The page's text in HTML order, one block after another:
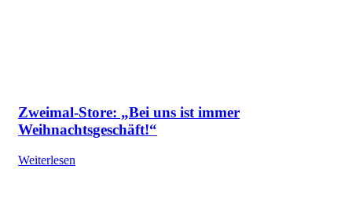
Zweimal-Store: „Bei uns ist immer
Weihnachtsgeschäft!“
Weiterlesen